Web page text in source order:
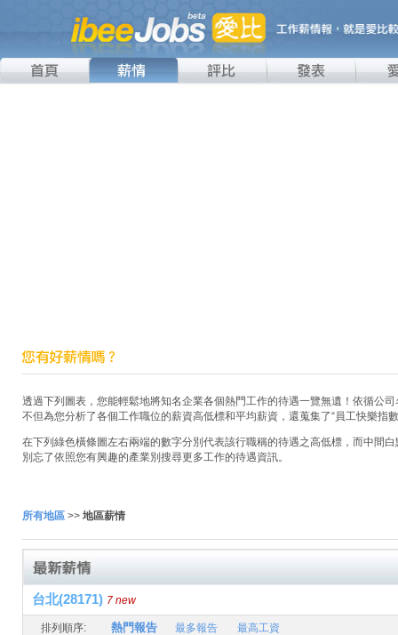
透過下列圖表，您能輕鬆地將知名企業各個熱門工作的待遇一覽無遺！依循公
不但為您分析了各個工作職位的薪資高低標和平均薪資，還蒐集了“員工快樂指
在下列綠色橫條圖左右兩端的數字分別代表該行職稱的待遇之高低標，而中間
別忘了依照您有興趣的產業別搜尋更多工作的待遇資訊。
所有地區 >> 地區薪情
台北(28171) 7 new
排列順序: 熱門報告 最多報告 最高工資